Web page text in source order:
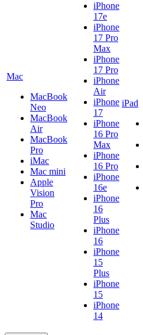
Mac
MacBook
Neo
MacBook
Air
MacBook
Pro
iMac
Mac mini
Apple
Vision
Pro
Mac
Studio
iPhone
17e
iPhone
17 Pro
Max
iPhone
17 Pro
iPhone
Air
iPhone
17
iPhone
16 Pro
Max
iPhone
16 Pro
iPhone
16e
iPhone
16
Plus
iPhone
16
iPhone
15
Plus
iPhone
15
iPhone
14
iPad